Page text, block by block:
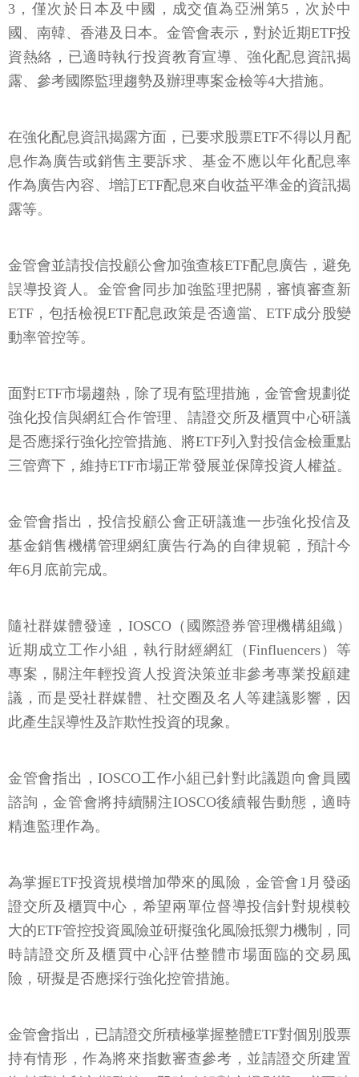
3，僅次於日本及中國，成交值為亞洲第5，次於中
國、南韓、香港及日本。金管會表示，對於近期ETF投
資熱絡，已適時執行投資教育宣導、強化配息資訊揭
露、參考國際監理趨勢及辦理專案金檢等4大措施。
在強化配息資訊揭露方面，已要求股票ETF不得以月配
息作為廣告或銷售主要訴求、基金不應以年化配息率
作為廣告內容、增訂ETF配息來自收益平準金的資訊揭
露等。
金管會並請投信投顧公會加強查核ETF配息廣告，避免
誤導投資人。金管會同步加強監理把關，審慎審查新
ETF，包括檢視ETF配息政策是否適當、ETF成分股變
動率管控等。
面對ETF市場趨熱，除了現有監理措施，金管會規劃從
強化投信與網紅合作管理、請證交所及櫃買中心研議
是否應採行強化控管措施、將ETF列入對投信金檢重點
三管齊下，維持ETF市場正常發展並保障投資人權益。
金管會指出，投信投顧公會正研議進一步強化投信及
基金銷售機構管理網紅廣告行為的自律規範，預計今
年6月底前完成。
隨社群媒體發達，IOSCO（國際證券管理機構組織）
近期成立工作小組，執行財經網紅（Finfluencers）等
專案，關注年輕投資人投資決策並非參考專業投顧建
議，而是受社群媒體、社交圈及名人等建議影響，因
此產生誤導性及詐欺性投資的現象。
金管會指出，IOSCO工作小組已針對此議題向會員國
諮詢，金管會將持續關注IOSCO後續報告動態，適時
精進監理作為。
為掌握ETF投資規模增加帶來的風險，金管會1月發函
證交所及櫃買中心，希望兩單位督導投信針對規模較
大的ETF管控投資風險並研擬強化風險抵禦力機制，同
時請證交所及櫃買中心評估整體市場面臨的交易風
險，研擬是否應採行強化控管措施。
金管會指出，已請證交所積極掌握整體ETF對個別股票
持有情形，作為將來指數審查參考，並請證交所建置